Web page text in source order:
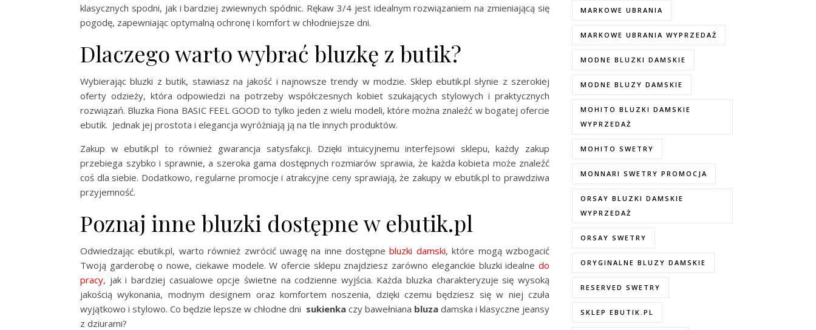
klasycznych spodni, jak i bardziej zwiewnych spódnic. Rękaw 3/4 jest idealnym rozwiązaniem na zmieniającą się
pogodę, zapewniając optymalną ochronę i komfort w chłodniejsze dni.
Dlaczego warto wybrać bluzkę z butik?
Wybierając bluzki z butik, stawiasz na jakość i najnowsze trendy w modzie. Sklep ebutik.pl słynie z szerokiej
oferty odzieży, która odpowiedzi na potrzeby współczesnych kobiet szukających stylowych i praktycznych
rozwiązań. Bluzka Fiona BASIC FEEL GOOD to tylko jeden z wielu modeli, które można znaleźć w bogatej ofercie
ebutik. Jednak jej prostota i elegancja wyróżniają ją na tle innych produktów.
Zakup w ebutik.pl to również gwarancja satysfakcji. Dzięki intuicyjnemu interfejsowi sklepu, każdy zakup
przebiega szybko i sprawnie, a szeroka gama dostępnych rozmiarów sprawia, że każda kobieta może znaleźć
coś dla siebie. Dodatkowo, regularne promocje i atrakcyjne ceny sprawiają, że zakupy w ebutik.pl to prawdziwa
przyjemność.
Poznaj inne bluzki dostępne w ebutik.pl
Odwiedzając ebutik.pl, warto również zwrócić uwagę na inne dostępnebluzki damski, które mogą wzbogacić
Twoją garderobę o nowe, ciekawe modele. W ofercie sklepu znajdziesz zarówno eleganckie bluzki idealne do
pracy, jak i bardziej casualowe opcje świetne na codzienne wyjścia. Każda bluzka charakteryzuje się wysoką
jakością wykonania, modnym designem oraz komfortem noszenia, dzięki czemu będziesz się w niej czuła
wyjątkowo i stylowo. Co będzie lepsze w chłodne dni sukienka czy bawełniana bluza damska i klasyczne jeansy
z dziurami?
MARKOWE UBRANIA
MARKOWE UBRANIA WYPRZEDAŻ
MODNE BLUZKI DAMSKIE
MODNE BLUZY DAMSKIE
MOHITO BLUZKI DAMSKIE
WYPRZEDAŻ
MOHITO SWETRY
MONNARI SWETRY PROMOCJA
ORSAY BLUZKI DAMSKIE
WYPRZEDAŻ
ORSAY SWETRY
ORYGINALNE BLUZY DAMSKIE
RESERVED SWETRY
SKLEP EBUTIK.PL